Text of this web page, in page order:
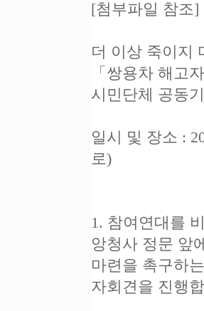
[첨부파일 참조]
더 이상 죽이지
「쌍용차 해고
시민단체 공동
일시 및 장소 :
로)
1. 참여연대를
앙청사 정문 앞
마련을 촉구하
자회견을 진행